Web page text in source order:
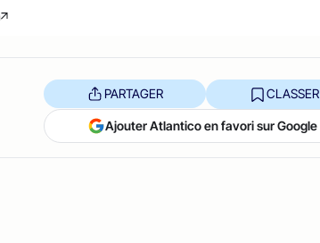
PARTAGER CLASSER
Ajouter Atlantico en favori sur Google